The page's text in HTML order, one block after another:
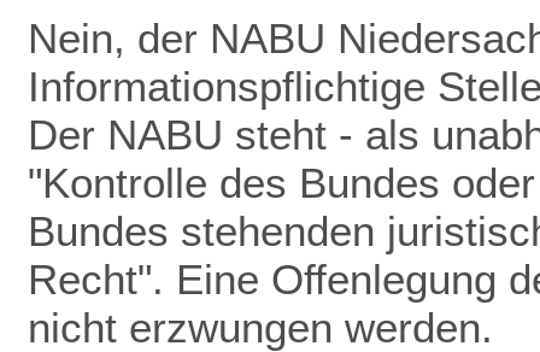
Nein, der NABU
Informationspflichtige
Der NABU steht - als
"Kontrolle des Bundes
Bundes stehenden
Recht". Eine Offenlegung
nicht erzwungen werden.